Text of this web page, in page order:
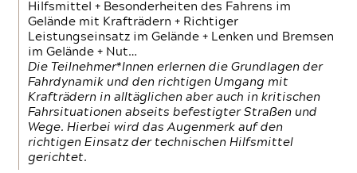
Hilfsmittel + Besonderheiten des Fahrens im
Gelände mit Krafträdern + Richtiger
Leistungseinsatz im Gelände + Lenken und Bremsen
im Gelände + Nut…
Die Teilnehmer*Innen erlernen die Grundlagen der
Fahrdynamik und den richtigen Umgang mit
Krafträdern in alltäglichen aber auch in kritischen
Fahrsituationen abseits befestigter Straßen und
Wege. Hierbei wird das Augenmerk auf den
richtigen Einsatz der technischen Hilfsmittel
gerichtet.